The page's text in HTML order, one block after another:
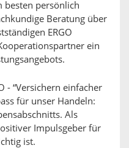
besten persönlich
Beratung über
ERGO
ein
- “Versichern einfacher
für unser Handeln:
Als
Impulsgeber für
ist.